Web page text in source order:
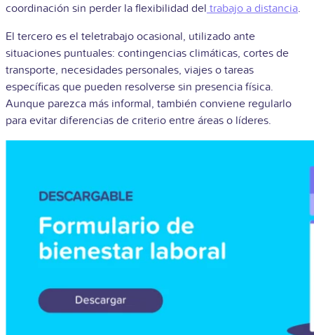
coordinación sin perder la flexibilidad del trabajo a distancia.
El tercero es el teletrabajo ocasional, utilizado ante
situaciones puntuales: contingencias climáticas, cortes de
transporte, necesidades personales, viajes o tareas
específicas que pueden resolverse sin presencia física.
Aunque parezca más informal, también conviene regularlo
para evitar diferencias de criterio entre áreas o líderes.